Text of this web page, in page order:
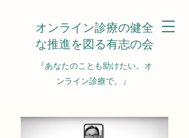
オンライン診療の健全
な推進を図る有志の会
『あなたのことも助けたい。オ
ンライン診療で。』